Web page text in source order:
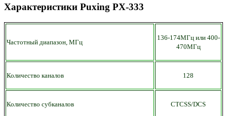
Характеристики Puxing PX-333
Частотный диапазон, МГц
136-174МГц или 400-
470МГц
Количество каналов 128
Количество субканалов CTCSS/DCS